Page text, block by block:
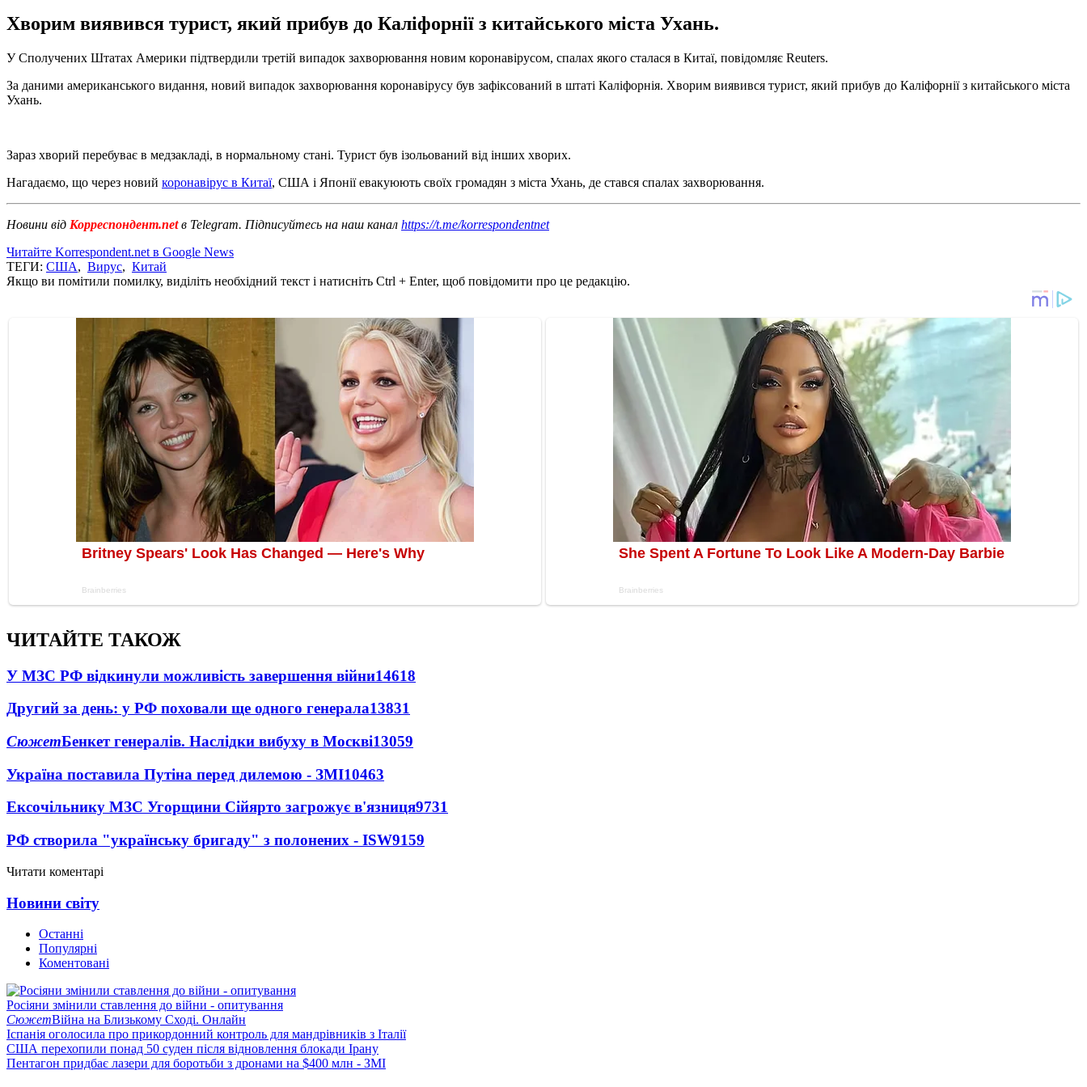
Хворим виявився турист, який прибув до Каліфорнії з китайського міста Ухань.
У Сполучених Штатах Америки підтвердили третій випадок захворювання новим коронавірусом, спалах якого сталася в Китаї, повідомляє Reuters.
За даними американського видання, новий випадок захворювання коронавірусу був зафіксований в штаті Каліфорнія. Хворим виявився турист, який прибув до Каліфорнії з китайського міста
Ухань.
Зараз хворий перебуває в медзакладі, в нормальному стані. Турист був ізольований від інших хворих.
Нагадаємо, що через новий коронавірус в Китаї, США і Японії евакуюють своїх громадян з міста Ухань, де стався спалах захворювання.
Новини від Корреспондент.netв Telegram. Підписуйтесь на наш канал https://t.me/korrespondentnet
Читайте Korrespondent.net в Google News
ТЕГИ: США, Вирус, Китай
Якщо ви помітили помилку, виділіть необхідний текст і натисніть Ctrl + Enter, щоб повідомити про це редакцію.
ЧИТАЙТЕ ТАКОЖ
У МЗС РФ відкинули можливість завершення війни14618
Другий за день: у РФ поховали ще одного генерала13831
СюжетБенкет генералів. Наслідки вибуху в Москві13059
Україна поставила Путіна перед дилемою - ЗМІ10463
Ексочільнику МЗС Угорщини Сійярто загрожує в'язниця9731
РФ створила "українську бригаду" з полонених - ISW9159
Читати коментарі
Новини світу
Останні
Популярні
Коментовані
Росіяни змінили ставлення до війни - опитування
СюжетВійна на Близькому Сході. Онлайн
Іспанія оголосила про прикордонний контроль для мандрівників з Італії
США перехопили понад 50 суден після відновлення блокади Ірану
Пентагон придбає лазери для боротьби з дронами на $400 млн - ЗМІ